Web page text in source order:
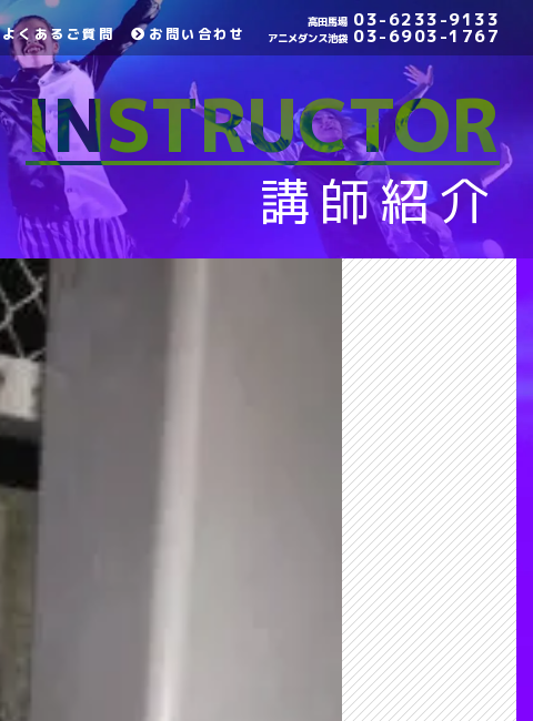
よくあるご質問 お問い合わせ
高田馬場 03-6233-9133
アニメダンス池袋 03-6903-1767
INSTRUCTOR
講師紹介